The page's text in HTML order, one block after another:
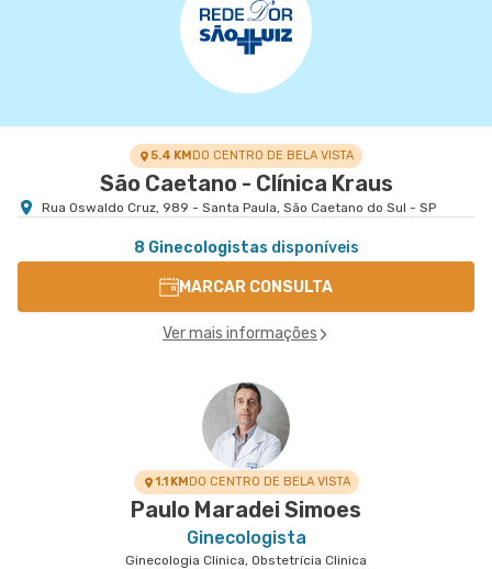
5.4 KMDO CENTRO DE BELA VISTA
São Caetano - Clínica Kraus
Rua Oswaldo Cruz, 989 - Santa Paula, São Caetano do Sul - SP
8 Ginecologistas disponíveis
MARCAR CONSULTA
Ver mais informações
1.1 KMDO CENTRO DE BELA VISTA
Paulo Maradei Simoes
Ginecologista
Ginecologia Clinica, Obstetrícia Clinica